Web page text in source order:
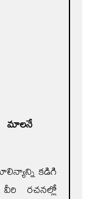
కడిగి
రచనల్లో